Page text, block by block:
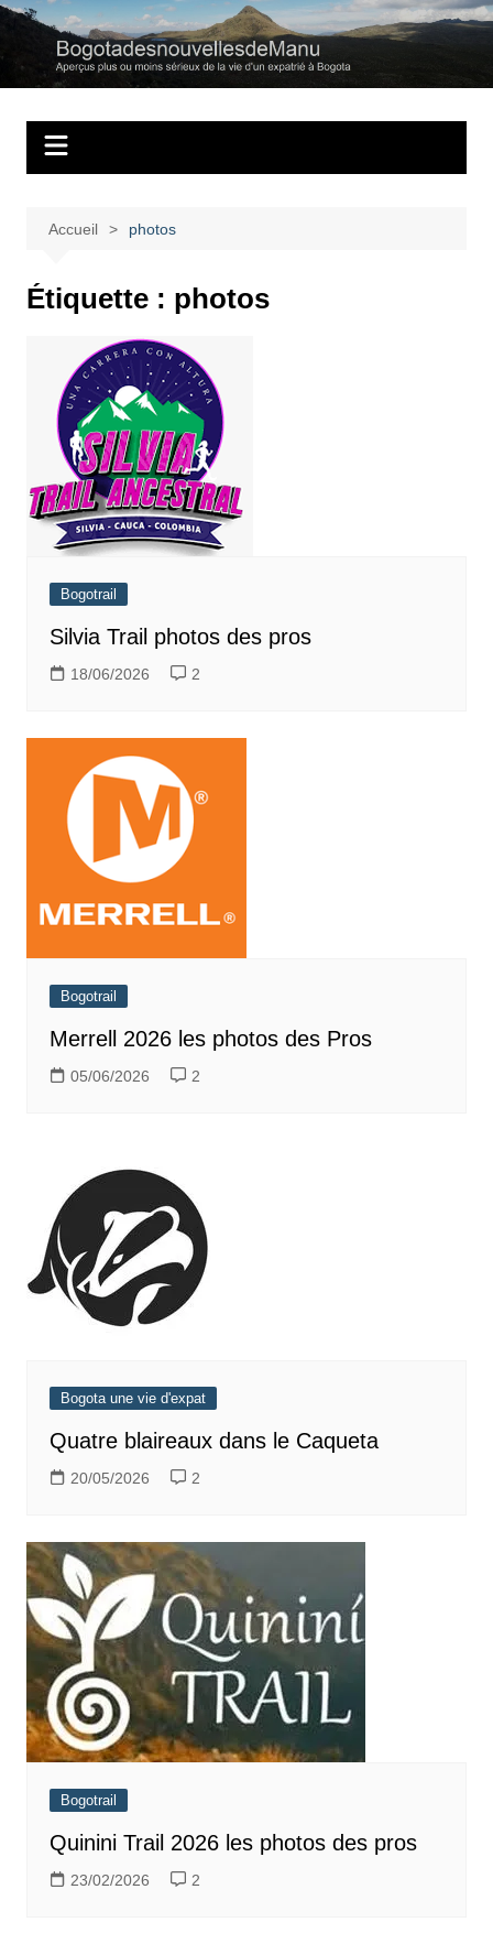
Aller
contenu
Regards personnels sur la vie d’expatrié à Bogota
Accueil photos
Étiquette : photos
Bogotrail
Silvia Trail photos des pros
18/06/2026 2
Bogotrail
Merrell 2026 les photos des Pros
05/06/2026 2
Bogota une vie d'expat
Quatre blaireaux dans le Caqueta
20/05/2026 2
Bogotrail
Quinini Trail 2026 les photos des pros
23/02/2026 2